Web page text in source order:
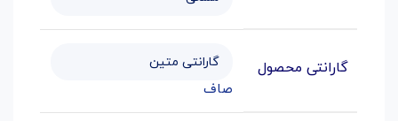
گارانتی محصول
صاف